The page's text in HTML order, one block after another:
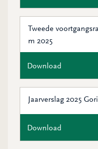
Tweede
m 2025
Download
Jaarverslag 2025
Download